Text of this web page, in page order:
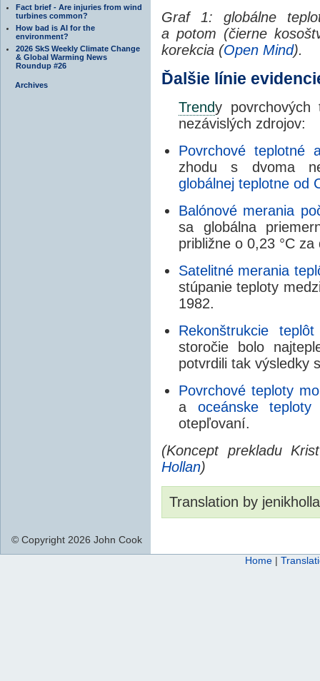
Fact brief - Are injuries from wind
turbines common?
How bad is AI for the
environment?
2026 SkS Weekly Climate Change
& Global Warming News
Roundup #26
Archives
Graf 1: globálne
a potom (čierne
korekcia (Open Mind).
Ďalšie línie
Trendy
nezávislých zdrojov:
Povrchové teplotné
zhodu s dvoma
globálnej teplotne od
Balónové merania
sa globálna
približne o 0,23 °C za
Satelitné merania
stúpanie teploty
1982.
Rekonštrukcie
storočie bolo
potvrdili tak výsledky
Povrchové teploty
a oceánske teploty
otepľovaní.
(Koncept prekladu
Hollan)
Translation by
© Copyright 2026 John Cook
Home |